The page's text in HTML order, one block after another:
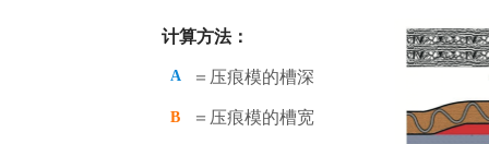
＝压痕模的槽深
＝压痕模的槽宽
计算方法：
A
B